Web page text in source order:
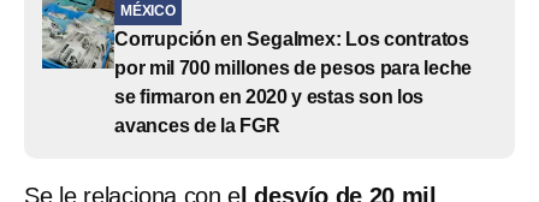
MÉXICO
Corrupción en Segalmex: Los contratos
por mil 700 millones de pesos para leche
se firmaron en 2020 y estas son los
avances de la FGR
Se le relaciona con e l desvío de 20 mil